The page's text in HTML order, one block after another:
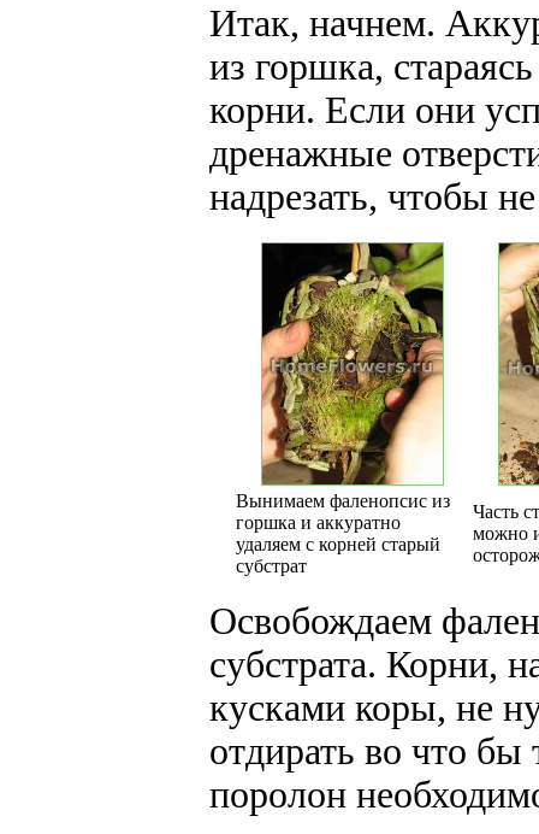
Итак, начнем.
из горшка,
корни. Если они
дренажные
надрезать, чтобы
Вынимаем фаленопсис из
горшка и аккуратно
удаляем с корней старый
субстрат
Часть
можно
Освобождаем
субстрата. Корни,
кусками коры, не
отдирать во что бы
поролон